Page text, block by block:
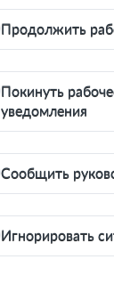
Продолжить
Покинуть
уведомления
Сообщить
Игнорировать